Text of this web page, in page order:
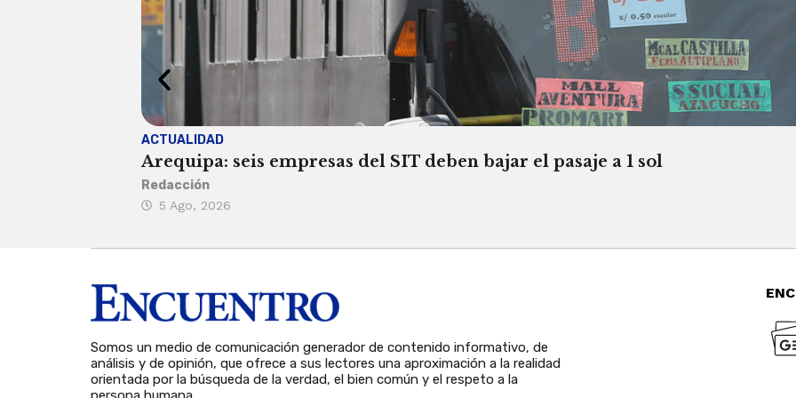
ACTUALIDAD
Arequipa: seis empresas del SIT deben bajar el pasaje a 1 sol
Redacción
5 Ago, 2026
Somos un medio de comunicación generador de contenido informativo, de
análisis y de opinión, que ofrece a sus lectores una aproximación a la realidad
orientada por la búsqueda de la verdad, el bien común y el respeto a la